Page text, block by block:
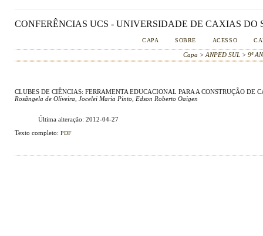
CONFERÊNCIAS UCS - UNIVERSIDADE DE CAXIAS DO
CAPA SOBRE ACESSO
Capa > ANPED SUL > 9ª
CLUBES DE CIÊNCIAS: FERRAMENTA EDUCACIONAL PARA A CONSTRUÇÃO DE
Rosângela de Oliveira, Jocelei Maria Pinto, Edson Roberto Oaigen
Última alteração: 2012-04-27
Texto completo: PDF